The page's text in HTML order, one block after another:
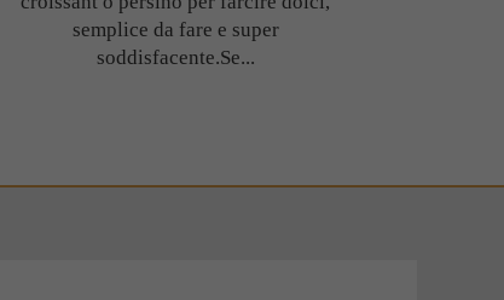
semplice da fare e super
soddisfacente.Se...